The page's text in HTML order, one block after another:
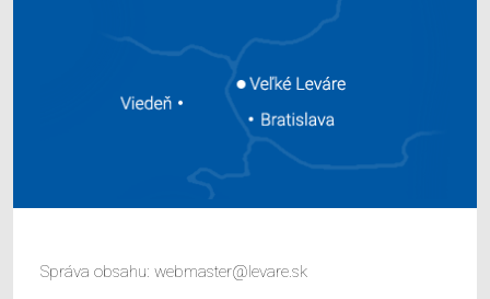
Správa obsahu: webmaster@levare.sk